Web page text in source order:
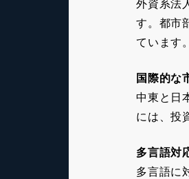
外資系法
す。都市
ています。
国際的な
中東と日
には、投
多言語対
多言語に